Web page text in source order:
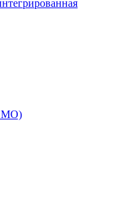
МО)